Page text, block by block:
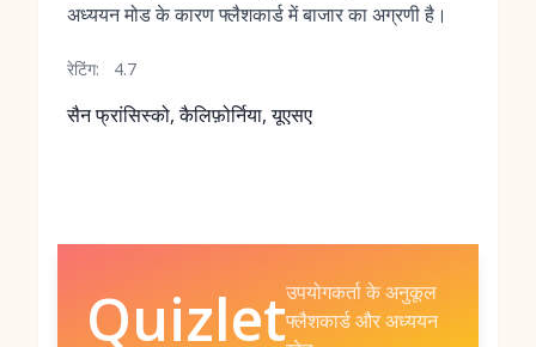
अध्ययन मोड के कारण फ्लैशकार्ड में बाजार का अग्रणी है।
रेटिंग: 4.7
सैन फ्रांसिस्को, कैलिफ़ोर्निया, यूएसए
Quizletउपयोगकर्ता के अनुकूल
फ्लैशकार्ड और अध्ययन